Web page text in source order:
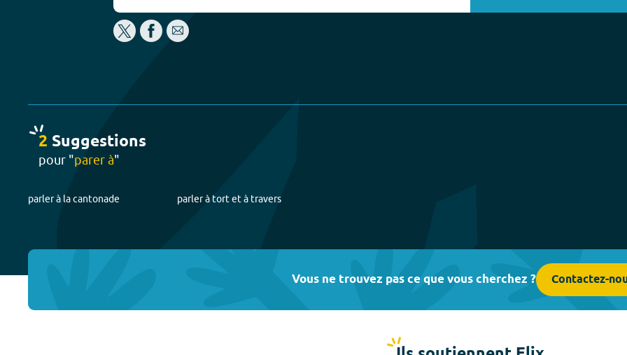
2 Suggestions
pour "parer à"
parler à la cantonade parler à tort et à travers
Vous ne trouvez pas ce que vous cherchez ? Contactez-